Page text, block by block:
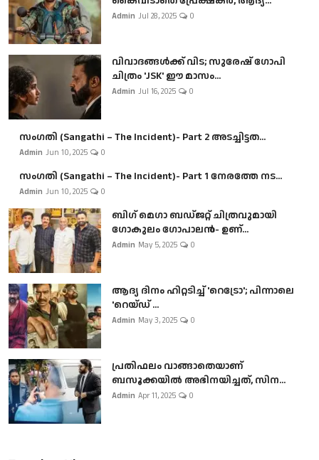
Admin Jul 28, 2025 0
വിവാദങ്ങൾക്ക് വിട; സുരേഷ് ഗോപി
ചിത്രം 'JSK' ഈ മാസം...
Admin Jul 16, 2025 0
സംഗതി (Sangathi – The Incident)- Part 2 അടച്ചിട്ടത...
Admin Jun 10, 2025 0
സംഗതി (Sangathi – The Incident)- Part 1 നേരത്തേ നട...
Admin Jun 10, 2025 0
ബി​ഗ് മെഗാ ബഡ്ജറ്റ് ചിത്രവുമായി
ഗോകുലം ഗോപാലൻ- ഉണ്...
Admin May 5, 2025 0
ആദ്യ ദിനം ഹിറ്റടിച്ച് 'റെട്രോ'; പിന്നാലെ
'റെയ്ഡ് ...
Admin May 3, 2025 0
പ്രതിഫലം വാങ്ങാതെയാണ്
ബസൂക്കയില്‍ അഭിനയിച്ചത്, സിന...
Admin Apr 11, 2025 0